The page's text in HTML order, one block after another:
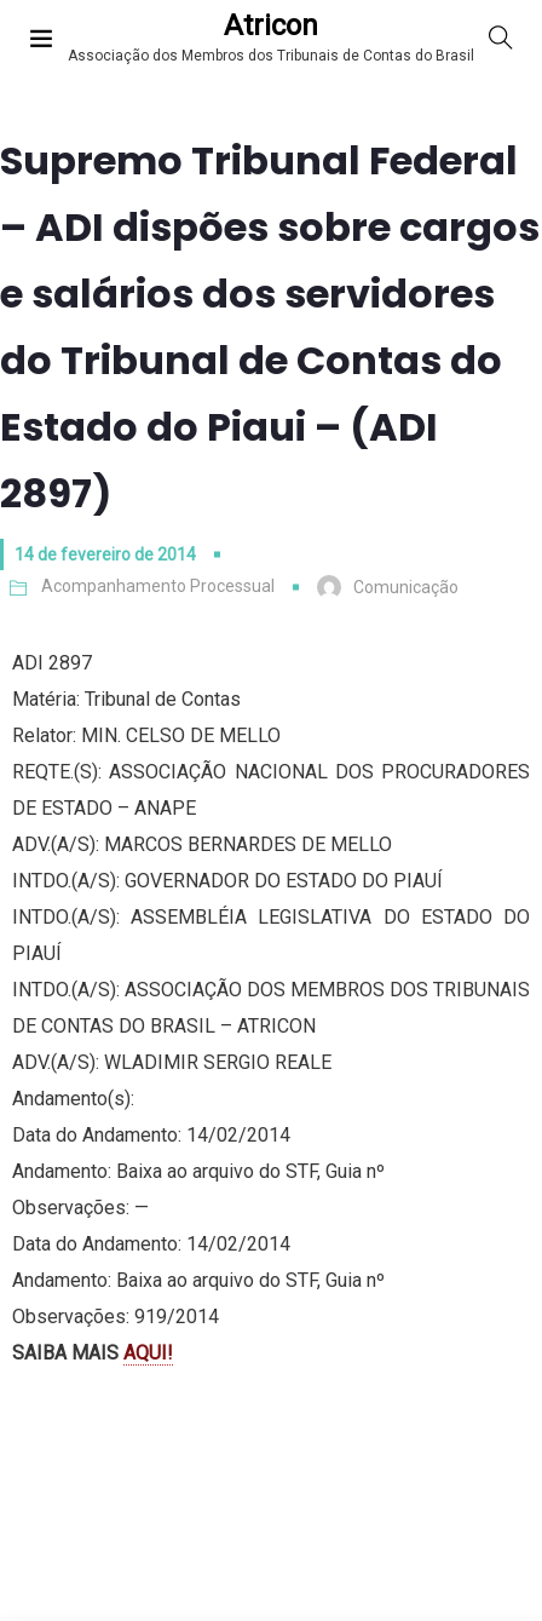
Atricon
Associação dos Membros dos Tribunais de Contas do Brasil
Supremo Tribunal Federal
– ADI dispões sobre cargos
e salários dos servidores
do Tribunal de Contas do
Estado do Piaui – (ADI
2897)
14 de fevereiro de 2014
Acompanhamento Processual
Comunicação
ADI 2897
Matéria: Tribunal de Contas
Relator: MIN. CELSO DE MELLO
REQTE.(S): ASSOCIAÇÃO NACIONAL DOS PROCURADORES
DE ESTADO – ANAPE
ADV.(A/S): MARCOS BERNARDES DE MELLO
INTDO.(A/S): GOVERNADOR DO ESTADO DO PIAUÍ
INTDO.(A/S): ASSEMBLÉIA LEGISLATIVA DO ESTADO DO
PIAUÍ
INTDO.(A/S): ASSOCIAÇÃO DOS MEMBROS DOS TRIBUNAIS
DE CONTAS DO BRASIL – ATRICON
ADV.(A/S): WLADIMIR SERGIO REALE
Andamento(s):
Data do Andamento: 14/02/2014
Andamento: Baixa ao arquivo do STF, Guia nº
Observações: —
Data do Andamento: 14/02/2014
Andamento: Baixa ao arquivo do STF, Guia nº
Observações: 919/2014
SAIBA MAIS AQUI!